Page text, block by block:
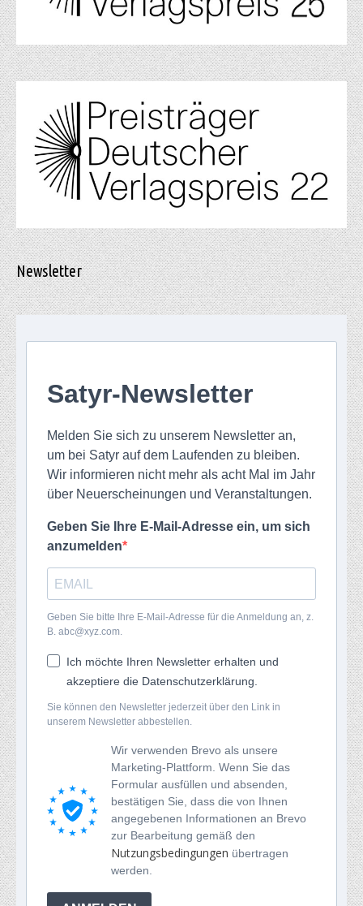
Newsletter
Satyr-Newsletter
Melden Sie sich zu unserem Newsletter an,
um bei Satyr auf dem Laufenden zu bleiben.
Wir informieren nicht mehr als acht Mal im Jahr
über Neuerscheinungen und Veranstaltungen.
Geben Sie Ihre E-Mail-Adresse ein, um sich
anzumelden
Geben Sie bitte Ihre E-Mail-Adresse für die Anmeldung an, z.
B. abc@xyz.com.
Ich möchte Ihren Newsletter erhalten und
akzeptiere die Datenschutzerklärung.
Sie können den Newsletter jederzeit über den Link in
unserem Newsletter abbestellen.
Wir verwenden Brevo als unsere
Marketing-Plattform. Wenn Sie das
Formular ausfüllen und absenden,
bestätigen Sie, dass die von Ihnen
angegebenen Informationen an Brevo
zur Bearbeitung gemäß den
Nutzungsbedingungen übertragen
werden.